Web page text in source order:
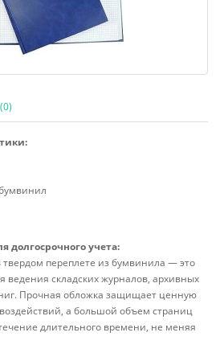
долгосрочного учета:
твердом переплете из бумвинила — это
ведения складских журналов, архивных
Прочная обложка защищает ценную
а большой объем страниц
длительного времени, не меняя